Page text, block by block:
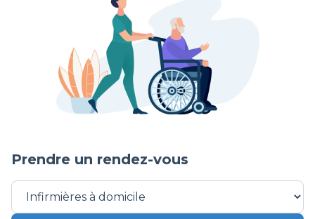
Autre soins infirmiers
Prendre un rendez-vous